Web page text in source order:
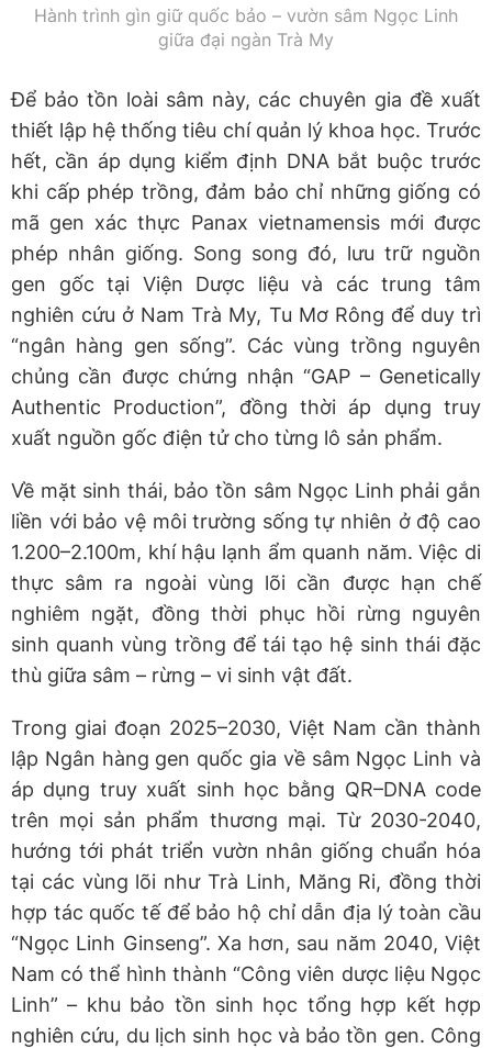
Hành trình gìn giữ quốc bảo – vườn sâm Ngọc Linh
giữa đại ngàn Trà My
Để bảo tồn loài sâm này, các chuyên gia đề xuất
thiết lập hệ thống tiêu chí quản lý khoa học. Trước
hết, cần áp dụng kiểm định DNA bắt buộc trước
khi cấp phép trồng, đảm bảo chỉ những giống có
mã gen xác thực Panax vietnamensis mới được
phép nhân giống. Song song đó, lưu trữ nguồn
gen gốc tại Viện Dược liệu và các trung tâm
nghiên cứu ở Nam Trà My, Tu Mơ Rông để duy trì
“ngân hàng gen sống”. Các vùng trồng nguyên
chủng cần được chứng nhận “GAP – Genetically
Authentic Production”, đồng thời áp dụng truy
xuất nguồn gốc điện tử cho từng lô sản phẩm.
Về mặt sinh thái, bảo tồn sâm Ngọc Linh phải gắn
liền với bảo vệ môi trường sống tự nhiên ở độ cao
1.200–2.100m, khí hậu lạnh ẩm quanh năm. Việc di
thực sâm ra ngoài vùng lõi cần được hạn chế
nghiêm ngặt, đồng thời phục hồi rừng nguyên
sinh quanh vùng trồng để tái tạo hệ sinh thái đặc
thù giữa sâm – rừng – vi sinh vật đất.
Trong giai đoạn 2025–2030, Việt Nam cần thành
lập Ngân hàng gen quốc gia về sâm Ngọc Linh và
áp dụng truy xuất sinh học bằng QR–DNA code
trên mọi sản phẩm thương mại. Từ 2030-2040,
hướng tới phát triển vườn nhân giống chuẩn hóa
tại các vùng lõi như Trà Linh, Măng Ri, đồng thời
hợp tác quốc tế để bảo hộ chỉ dẫn địa lý toàn cầu
“Ngọc Linh Ginseng”. Xa hơn, sau năm 2040, Việt
Nam có thể hình thành “Công viên dược liệu Ngọc
Linh” – khu bảo tồn sinh học tổng hợp kết hợp
nghiên cứu, du lịch sinh học và bảo tồn gen. Công